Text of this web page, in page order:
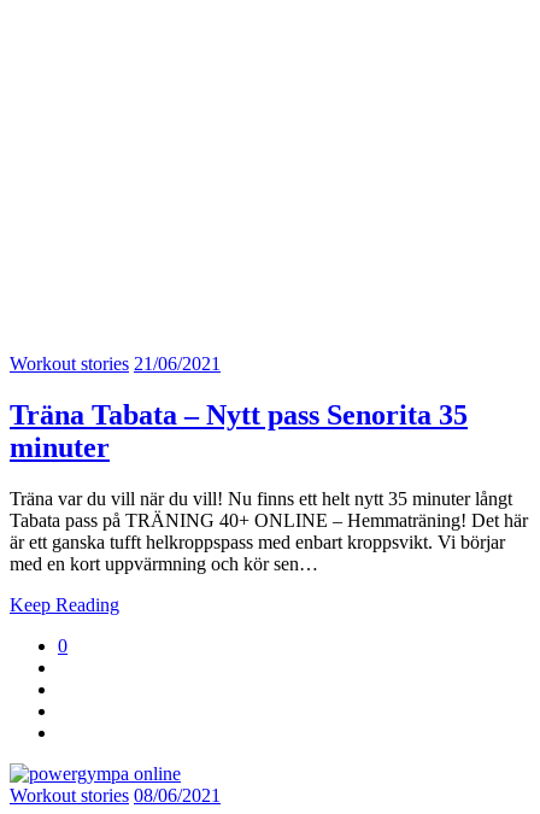
Workout stories 21/06/2021
Träna Tabata – Nytt pass Senorita 35
minuter
Träna var du vill när du vill! Nu finns ett helt nytt 35 minuter långt
Tabata pass på TRÄNING 40+ ONLINE – Hemmaträning! Det här
är ett ganska tufft helkroppspass med enbart kroppsvikt. Vi börjar
med en kort uppvärmning och kör sen…
Keep Reading
0
Workout stories 08/06/2021